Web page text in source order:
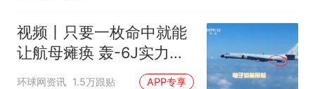
视频丨只要一枚命中就能
让航母瘫痪 轰-6J实力有
多强？
环球网资讯 1.5万跟贴 APP专享